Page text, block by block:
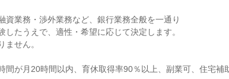
資業務・渉外業務など、銀行業務全般を一通り
したうえで、適性・希望に応じて決定します。
ません。
間が月20時間以内、育休取得率90％以上、副業可、住宅補